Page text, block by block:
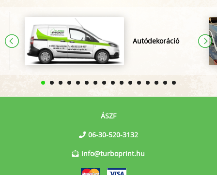
Autódekoráció
ÁSZF
06-30-520-3132
info@turboprint.hu